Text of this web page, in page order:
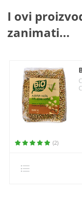
I ovi
zanimati...
(2)